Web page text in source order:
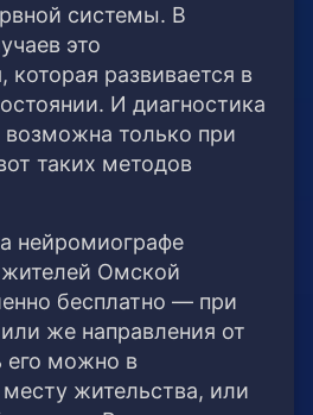
системы. В
это
которая развивается в
И диагностика
возможна только при
таких методов
нейромиографе
Омской
бесплатно — при
же направления от
его можно в
жительства, или